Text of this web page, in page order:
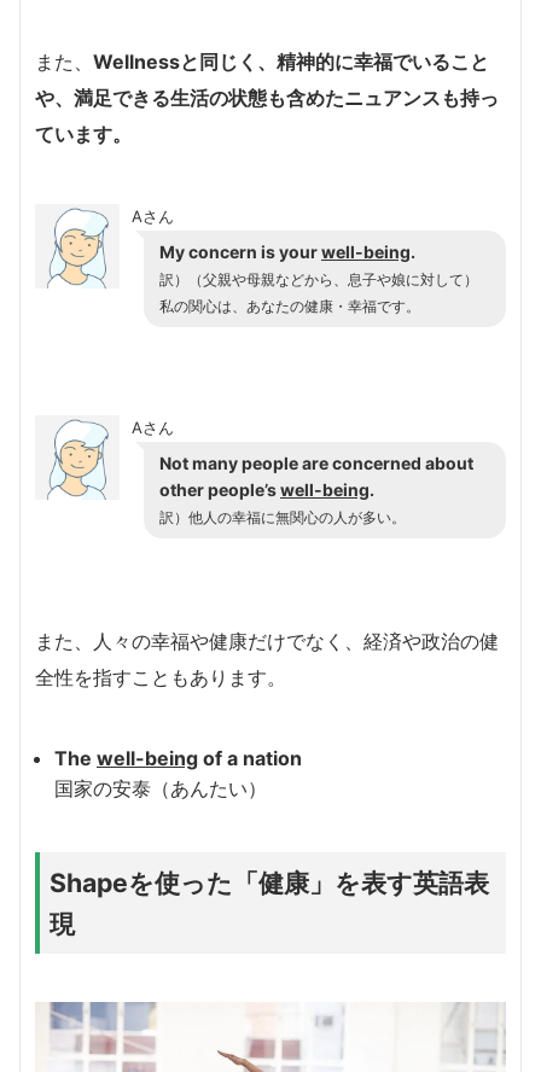
また、 Wellnessと同じく、精神的に幸福でいること
や、満足できる生活の状態も含めたニュアンスも持っ
ています。
Aさん
My concern is yourwell-being.
訳）（父親や母親などから、息子や娘に対して）
私の関心は、あなたの健康・幸福です。
Aさん
Not many people are concerned about
other people’swell-being.
訳）他人の幸福に無関心の人が多い。
また、人々の幸福や健康だけでなく、経済や政治の健
全性を指すこともあります。
The well-being of a nation
国家の安泰（あんたい）
Shapeを使った「健康」を表す英語表
現